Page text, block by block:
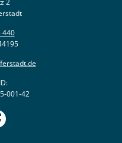
2
440
001-42